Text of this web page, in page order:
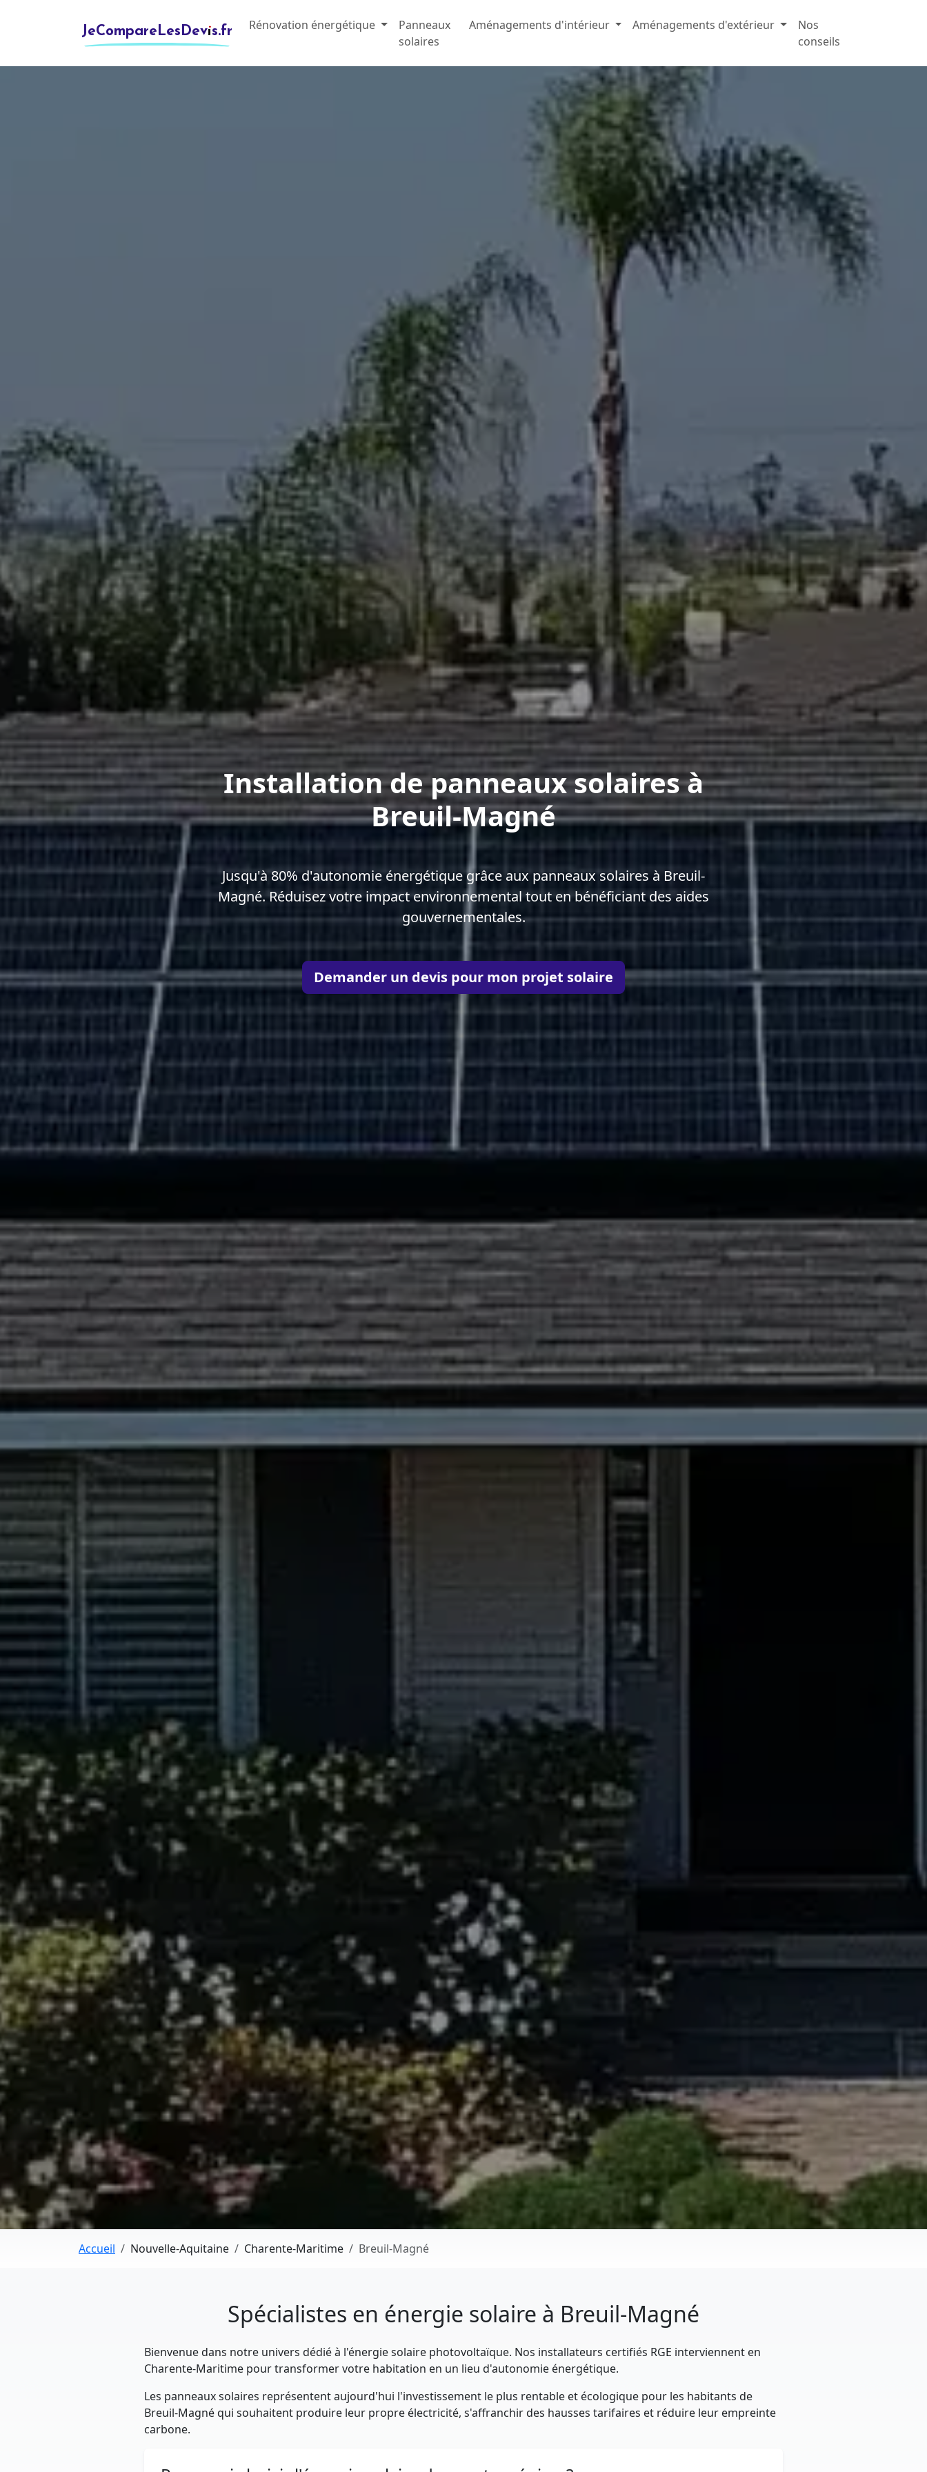
JeCompareLesDevis.fr Rénovation énergétique
Panneaux
solaires
Aménagements d'intérieur Aménagements d'extérieur
Nos
conseils
Installation de panneaux solaires à
Breuil-Magné
Jusqu'à 80% d'autonomie énergétique grâce aux panneaux solaires à Breuil-
Magné. Réduisez votre impact environnemental tout en bénéficiant des aides
gouvernementales.
Demander un devis pour mon projet solaire
Accueil Nouvelle-Aquitaine Charente-Maritime Breuil-Magné
Spécialistes en énergie solaire à Breuil-Magné
Bienvenue dans notre univers dédié à l'énergie solaire photovoltaïque. Nos installateurs certifiés RGE interviennent en
Charente-Maritime pour transformer votre habitation en un lieu d'autonomie énergétique.
Les panneaux solaires représentent aujourd'hui l'investissement le plus rentable et écologique pour les habitants de
Breuil-Magné qui souhaitent produire leur propre électricité, s'affranchir des hausses tarifaires et réduire leur empreinte
carbone.